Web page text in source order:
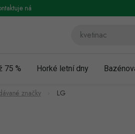
nás
75 % Horké letní dny
značky LG